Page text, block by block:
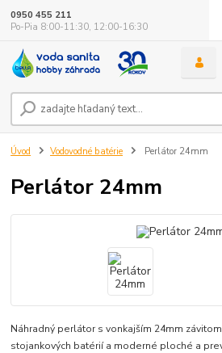
0950 455 211
Po-Pia 8:00-11:30, 12:00-16:30
Úvod Vodovodné batérie Perlátor 24mm
Perlátor 24mm
Náhradný perlátor s vonkajším 24mm
stojankových batérií a moderné ploché a